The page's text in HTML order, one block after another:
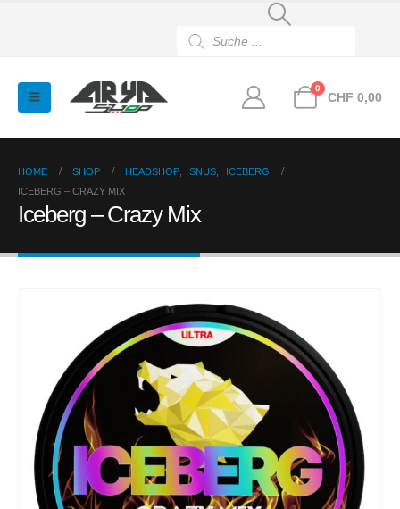
search
0
CHF 0,00
HOME SHOP HEADSHOP SNUS
ICEBERG
ICEBERG – CRAZY MIX
Iceberg – Crazy Mix